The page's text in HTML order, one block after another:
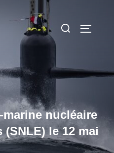
Rechercher :
nucléaire
(SNLE) le 12 mai